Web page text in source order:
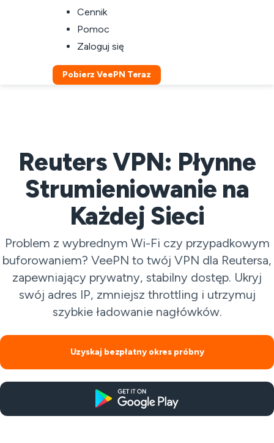
Cennik
Pomoc
Zaloguj się
Pobierz VeePN Teraz
Reuters VPN: Płynne
Strumieniowanie na
Każdej Sieci
Problem z wybrednym Wi-Fi czy przypadkowym
buforowaniem? VeePN to twój VPN dla Reutersa,
zapewniający prywatny, stabilny dostęp. Ukryj
swój adres IP, zmniejsz throttling i utrzymuj
szybkie ładowanie nagłówków.
Uzyskaj bezpłatny okres próbny